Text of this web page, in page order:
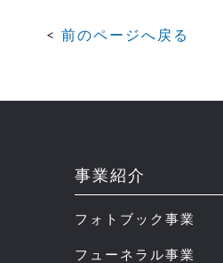
前のページへ戻る
事業紹介
フォトブック事業
フューネラル事業